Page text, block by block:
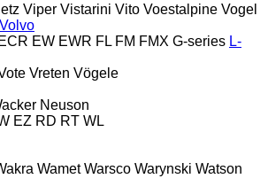
Viper Vistarini Vito Voestalpine Vogel
Volvo
ECR EW EWR FL FM FMX G-series L-
Vreten Vögele
Neuson
EZ RD RT WL
Wamet Warsco Warynski Watson